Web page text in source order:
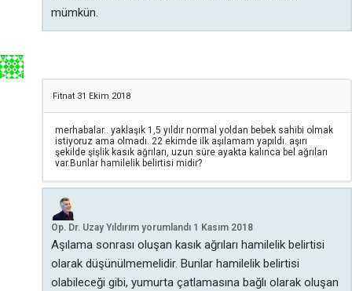
mümkün.
Fitnat 31 Ekim 2018
merhabalar.. yaklaşık 1,5 yıldır normal yoldan bebek sahibi olmak
istiyoruz ama olmadı. 22 ekimde ilk aşılamam yapıldı. aşırı
şekilde şişlik kasık ağrıları, uzun süre ayakta kalınca bel ağrıları
var.Bunlar hamilelik belirtisi midir?
Op. Dr. Uzay Yıldırım yorumlandı 1 Kasım 2018
Aşılama sonrası oluşan kasık ağrıları hamilelik belirtisi
olarak düşünülmemelidir. Bunlar hamilelik belirtisi
olabileceği gibi, yumurta çatlamasına bağlı olarak oluşan